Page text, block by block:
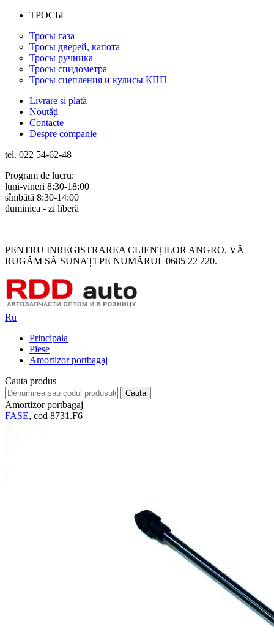
ТРОСЫ
Тросы газа
Тросы дверей, капота
Тросы ручника
Тросы спидометра
Тросы сцепления и кулисы КПП
Livrare și plată
Noutăți
Contacte
Despre companie
tel. 022 54-62-48
Program de lucru:
luni-vineri 8:30-18:00
sîmbătă 8:30-14:00
duminica - zi liberă
PENTRU INREGISTRAREA CLIENȚILOR ANGRO, VĂ
RUGĂM SĂ SUNAȚI PE NUMĂRUL 0685 22 220.
Ru
Principala
Piese
Amortizor portbagaj
Cauta produs
Amortizor portbagaj
FASE, cod 8731.F6